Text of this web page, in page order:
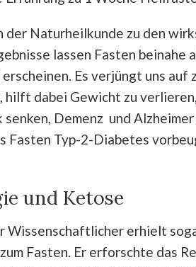
der Naturheilkunde zu den
lassen Fasten beinahe
Es verjüngt uns auf
hilft dabei Gewicht zu
senken, Demenz und
Fasten Typ-2-Diabetes
und Ketose
Wissenschaftlicher erhielt
Fasten. Er erforschte das